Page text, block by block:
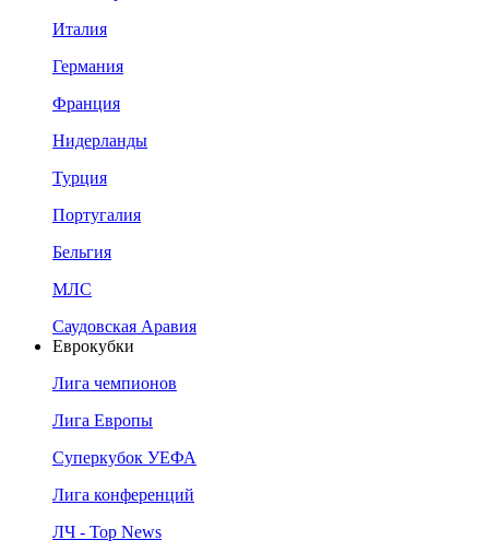
Италия
Германия
Франция
Нидерланды
Турция
Португалия
Бельгия
МЛС
Саудовская Аравия
Еврокубки
Лига чемпионов
Лига Европы
Суперкубок УЕФА
Лига конференций
ЛЧ - Top News